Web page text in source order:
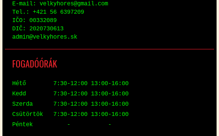
E-mail: vel­ky­hores@​gmail.​com
Tel.: +421 56 6397209
IČO: 00332089
DIČ: 2020730613
ad­min@​vel​kyho​res.​sk
FO­GA­DÓ­ÓRÁK
Hé­tő 7:30-12:00 13:00-16:00
Kedd 7:30-12:00 13:00-16:00
Szer­da 7:30-12:00 13:00-16:00
Csü­tör­tök 7:30-12:00 13:00-16:00
Pén­tek - -